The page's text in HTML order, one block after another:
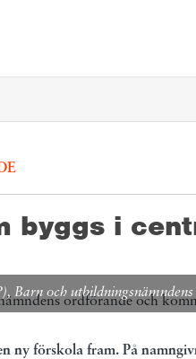
byggs i
Barn och
ny förskola fram. På